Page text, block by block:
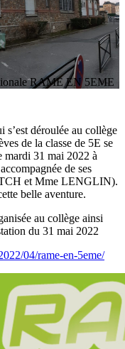
RAME EN 5EME
s’est déroulée au collège
de la classe de 5E se
mardi 31 mai 2022 à
de ses
et Mme LENGLIN).
belle aventure.​
au collège ainsi
du 31 mai 2022​​​
04/rame-en-5eme/